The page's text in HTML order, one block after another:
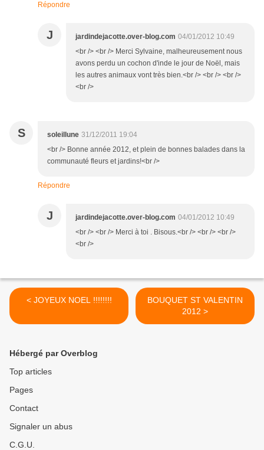
Répondre
J jardindejacotte.over-blog.com 04/01/2012 10:49
<br /> <br /> Merci Sylvaine, malheureusement nous
avons perdu un cochon d'inde le jour de Noël, mais
les autres animaux vont très bien.<br /> <br /> <br />
<br />
S soleillune 31/12/2011 19:04
<br /> Bonne année 2012, et plein de bonnes balades dans la
communauté fleurs et jardins!<br />
Répondre
J jardindejacotte.over-blog.com 04/01/2012 10:49
<br /> <br /> Merci à toi . Bisous.<br /> <br /> <br />
<br />
< JOYEUX NOEL !!!!!!!!
BOUQUET ST VALENTIN
2012 >
Hébergé par Overblog
Top articles
Pages
Contact
Signaler un abus
C.G.U.